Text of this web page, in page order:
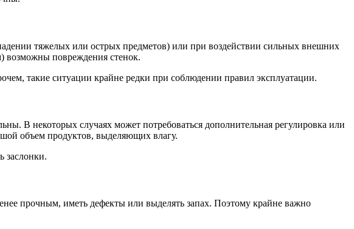
тяжелых или острых предметов) или при воздействии сильных внешних
возможны повреждения стенок.
такие ситуации крайне редки при соблюдении правил эксплуатации.
В некоторых случаях может потребоваться дополнительная регулировка или
объем продуктов, выделяющих влагу.
заслонки.
прочным, иметь дефекты или выделять запах. Поэтому крайне важно